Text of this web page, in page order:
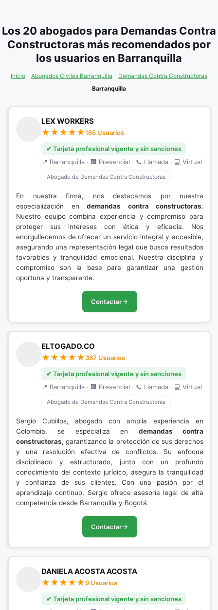
Los 20 abogados para Demandas Contra
Constructoras más recomendados por
los usuarios en Barranquilla
Inicio Abogados Civiles Barranquilla
Demandas Contra Constructoras
Barranquilla
LEX WORKERS
165 Usuarios
✔ Tarjeta profesional vigente y sin sanciones
📍 Barranquilla · 🏢 Presencial · 📞 Llamada · 💻 Virtual
Abogado de Demandas Contra Constructoras
En nuestra firma, nos destacamos por nuestra
especialización en demandas contra constructoras.
Nuestro equipo combina experiencia y compromiso para
proteger sus intereses con ética y eficacia. Nos
enorgullecemos de ofrecer un servicio integral y accesible,
asegurando una representación legal que busca resultados
favorables y tranquilidad emocional. Nuestra disciplina y
compromiso son la base para garantizar una gestión
oportuna y transparente.
Contactar
ELTOGADO.CO
367 Usuarios
✔ Tarjeta profesional vigente y sin sanciones
📍 Barranquilla · 🏢 Presencial · 📞 Llamada · 💻 Virtual
Abogado de Demandas Contra Constructoras
Sergio Cubillos, abogado con amplia experiencia en
Colombia, se especializa en demandas contra
constructoras, garantizando la protección de sus derechos
y una resolución efectiva de conflictos. Su enfoque
disciplinado y estructurado, junto con un profundo
conocimiento del contexto jurídico, asegura la tranquilidad
y confianza de sus clientes. Con una pasión por el
aprendizaje continuo, Sergio ofrece asesoría legal de alta
competencia desde Barranquilla y Bogotá.
Contactar
DANIELA ACOSTA ACOSTA
9 Usuarios
✔ Tarjeta profesional vigente y sin sanciones